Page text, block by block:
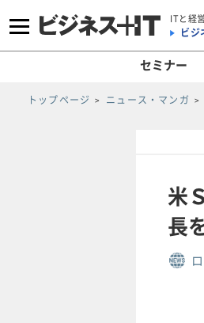
ITと経
ビジ
セミナー
トップページ ニュース・マンガ
米
長